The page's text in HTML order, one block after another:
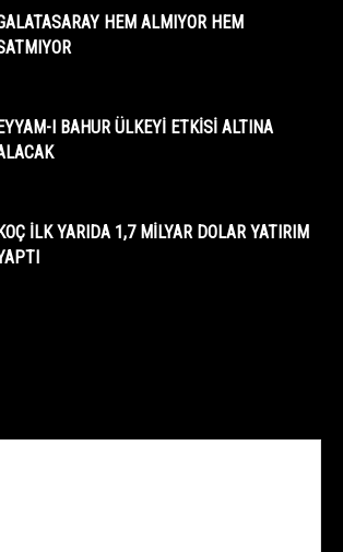
HEM ALMIYOR HEM
EYYAM-I BAHUR ÜLKEYİ ETKİSİ ALTINA
KOÇ İLK YARIDA 1,7 MİLYAR DOLAR YATIRIM